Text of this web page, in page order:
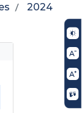
2024